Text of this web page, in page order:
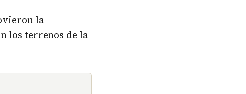
la
los terrenos de la